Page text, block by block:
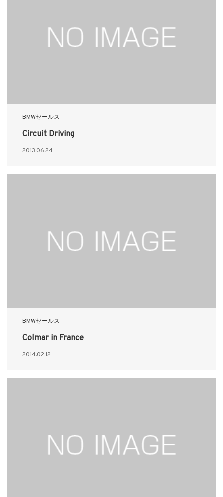
BMWセールス
Circuit Driving
2013.06.24
BMWセールス
Colmar in France
2014.02.12